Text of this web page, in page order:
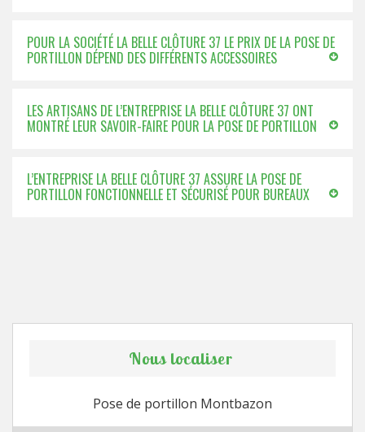
POUR LA SOCIÉTÉ LA BELLE CLÔTURE 37 LE PRIX DE LA POSE DE
PORTILLON DÉPEND DES DIFFÉRENTS ACCESSOIRES
LES ARTISANS DE L’ENTREPRISE LA BELLE CLÔTURE 37 ONT
MONTRÉ LEUR SAVOIR-FAIRE POUR LA POSE DE PORTILLON
L’ENTREPRISE LA BELLE CLÔTURE 37 ASSURE LA POSE DE
PORTILLON FONCTIONNELLE ET SÉCURISÉ POUR BUREAUX
Nous localiser
Pose de portillon Montbazon